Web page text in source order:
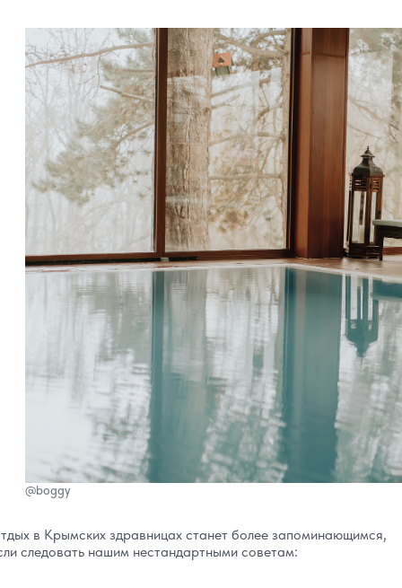
@boggy
в Крымских здравницах станет более запоминающимся,
следовать нашим нестандартными советам: